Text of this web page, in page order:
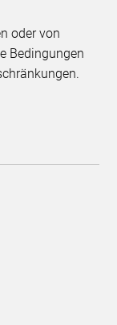
oder von
Bedingungen